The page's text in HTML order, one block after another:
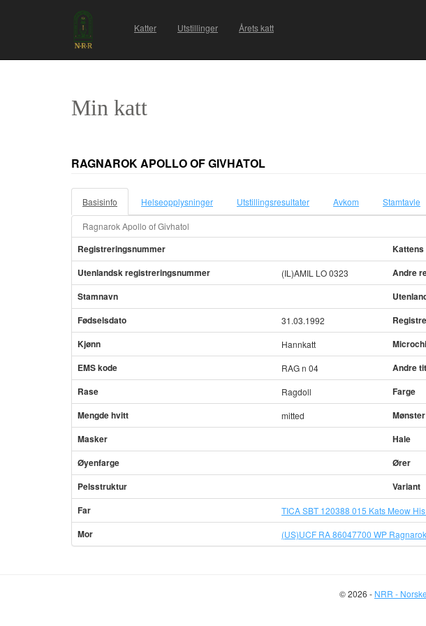
Katter Utstillinger Årets katt
Min katt
RAGNAROK APOLLO OF GIVHATOL
Basisinfo Helseopplysninger Utstillingsresultater Avkom Stamtavle
Ragnarok Apollo of Givhatol
Registreringsnummer Kattens
Utenlandsk registreringsnummer (IL)AMIL LO 0323 Andre
Stamnavn
Fødselsdato
31.03.1992
Kjønn
Hannkatt
EMS kode
RAG n 04
Andre
Rase
Ragdoll Farge
Mengde hvitt mitted
Mønster
Masker
Hale
Øyenfarge
Ører
Pelsstruktur
Variant
Far TICA SBT 120388 015 Kats Meow
Mor (US)UCF RA 86047700 WP
© 2026 - NRR -